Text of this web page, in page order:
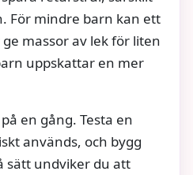
För mindre barn kan ett
massor av lek för liten
uppskattar en mer
en gång. Testa en
används, och bygg
sätt undviker du att